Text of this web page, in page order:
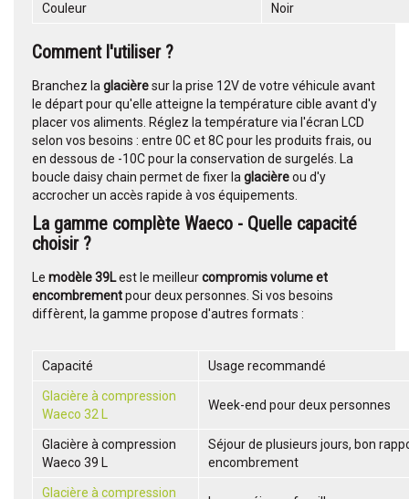
Couleur Noir
Comment l'utiliser ?
Branchez la glacièresur la prise 12V de votre véhicule avant
le départ pour qu'elle atteigne la température cible avant d'y
placer vos aliments. Réglez la température via l'écran LCD
selon vos besoins : entre 0C et 8C pour les produits frais, ou
en dessous de -10C pour la conservation de surgelés. La
boucle daisy chain permet de fixer la glacièreou d'y
accrocher un accès rapide à vos équipements.
La gamme complète Waeco - Quelle capacité
choisir ?
Le modèle 39Lest le meilleurcompromis volume et
encombrementpour deux personnes. Si vos besoins
diffèrent, la gamme propose d'autres formats :
Capacité Usage recommandé
Glacière à compression
Waeco 32 L
Week-end pour deux personnes
Glacière à compression
Waeco 39 L
Séjour de plusieurs jours, bon
encombrement
Glacière à compression